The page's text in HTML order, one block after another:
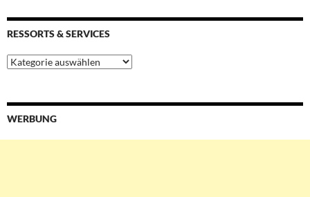
RESSORTS & SERVICES
Ressorts
&
WERBUNG